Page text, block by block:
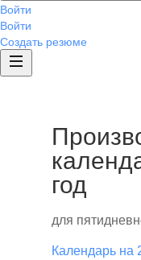
Войти
Войти
Создать резюме
год
для
Календарь на